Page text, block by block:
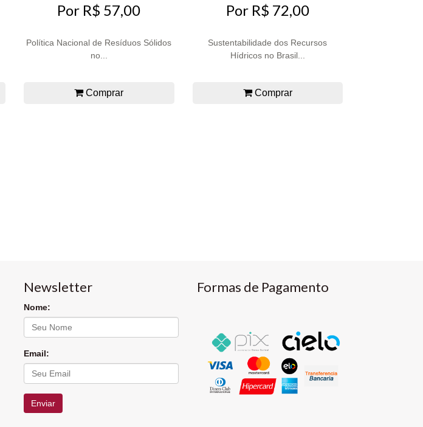
Por R$ 57,00
Política Nacional de Resíduos Sólidos
no...
Comprar
Por R$ 72,00
Sustentabilidade dos Recursos
Hídricos no Brasil...
Comprar
Newsletter
Nome:
Email:
Enviar
Formas de Pagamento